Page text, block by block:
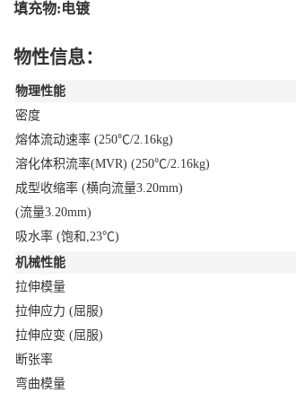
填充物:电镀
物性信息：
物理性能
密度
熔体流动速率 (250℃/2.16kg)
溶化体积流率(MVR) (250℃/2.16kg)
成型收缩率 (横向流量3.20mm)
(流量3.20mm)
吸水率 (饱和,23℃)
机械性能
拉伸模量
拉伸应力 (屈服)
拉伸应变 (屈服)
断张率
弯曲模量